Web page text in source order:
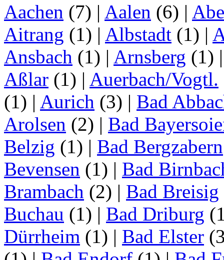
Aachen (7) | Aalen (6) |
Aitrang (1) | Albstadt (1) |
Ansbach (1) | Arnsberg (1)
Aßlar (1) | Auerbach/Vogtl.
(1) | Aurich (3) | Bad
Arolsen (2) | Bad
Belzig (1) | Bad Bergzabern
Bevensen (1) | Bad
Brambach (2) | Bad Breisig
Buchau (1) | Bad Driburg
Dürrheim (1) | Bad Elster